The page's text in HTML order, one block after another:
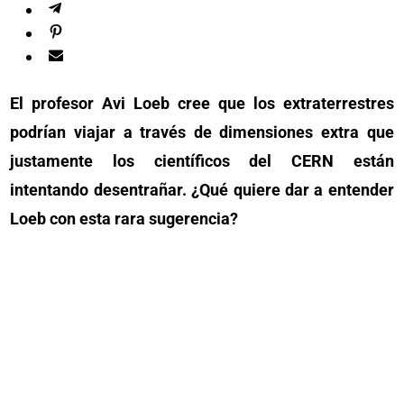
El profesor Avi Loeb cree que los extraterrestres
podrían viajar a través de dimensiones extra que
justamente los científicos del CERN están
intentando desentrañar. ¿Qué quiere dar a entender
Loeb con esta rara sugerencia?